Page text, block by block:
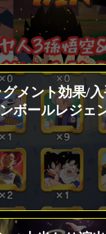
ンボールレジェ